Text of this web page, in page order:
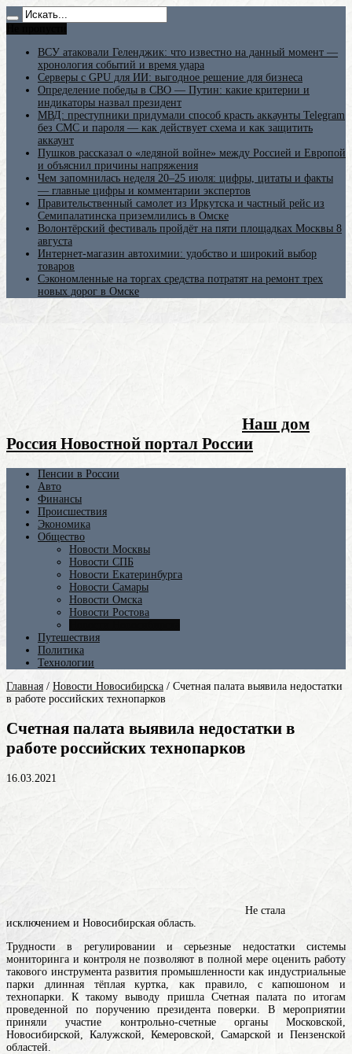
ВСУ атаковали Геленджик: что известно на данный момент —
хронология событий и время удара
Серверы с GPU для ИИ: выгодное решение для бизнеса
Определение победы в СВО — Путин: какие критерии и
индикаторы назвал президент
МВД: преступники придумали способ красть аккаунты Telegram
без СМС и пароля — как действует схема и как защитить
аккаунт
Пушков рассказал о «ледяной войне» между Россией и Европой
и объяснил причины напряжения
Чем запомнилась неделя 20–25 июля: цифры, цитаты и факты
— главные цифры и комментарии экспертов
Правительственный самолет из Иркутска и частный рейс из
Семипалатинска приземлились в Омске
Волонтёрский фестиваль пройдёт на пяти площадках Москвы 8
августа
Интернет-магазин автохимии: удобство и широкий выбор
товаров
Сэкономленные на торгах средства потратят на ремонт трех
новых дорог в Омске
Наш дом
Россия Новостной портал России
Пенсии в России
Авто
Финансы
Происшествия
Экономика
Общество
Новости Москвы
Новости СПБ
Новости Екатеринбурга
Новости Самары
Новости Омска
Новости Ростова
Путешествия
Политика
Технологии
Главная / Новости Новосибирска / Счетная палата выявила недостатки
в работе российских технопарков
Счетная палата выявила недостатки в
работе российских технопарков
16.03.2021
Не стала
исключением и Новосибирская область.
Трудности в регулировании и серьезные недостатки системы
мониторинга и контроля не позволяют в полной мере оценить работу
такового инструмента развития промышленности как индустриальные
парки длинная тёплая куртка, как правило, с капюшоном и
технопарки. К такому выводу пришла Счетная палата по итогам
проведенной по поручению президента поверки. В мероприятии
приняли участие контрольно-счетные органы Московской,
Новосибирской, Калужской, Кемеровской, Самарской и Пензенской
областей.